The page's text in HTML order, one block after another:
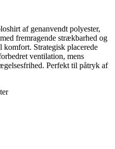
af genanvendt polyester,
fremragende strækbarhed og
komfort. Strategisk placerede
ventilation, mens
Perfekt til påtryk af